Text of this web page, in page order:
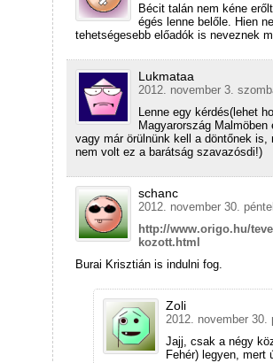
Bécit talán nem kéne
égés lenne belőle. Hien
tehetségesebb előadók is neveznek
Lukmataa
2012. november 3.
Lenne egy kérdés(lehet
Magyarország
vagy már örülnünk kell a döntőnek
nem volt ez a barátság szavazósdi!)
schanc
2012. november 30.
http://www.origo.hu/
kozott.html
Burai Krisztián is indulni fog.
Zoli
2012. november 30.
Jajj, csak a négy
Fehér) legyen, mert